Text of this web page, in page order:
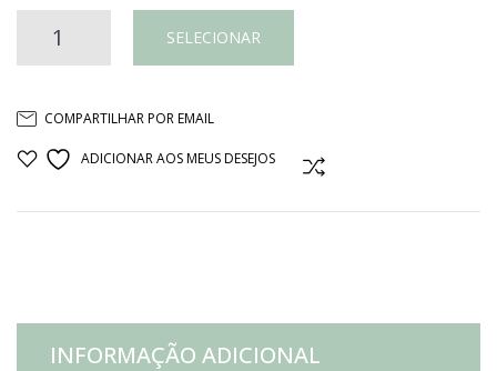
Almofada
faisão
SELECIONAR
COMPARTILHAR POR EMAIL
ADICIONAR AOS MEUS DESEJOS
INFORMAÇÃO ADICIONAL